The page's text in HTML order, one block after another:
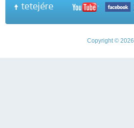
tetejére
Copyright © 2026